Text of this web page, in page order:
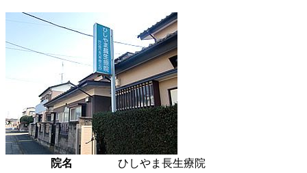
院名
ひしやま長生療院